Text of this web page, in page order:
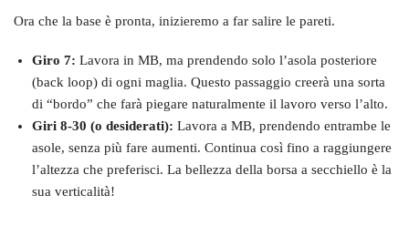
Ora che la base è pronta, inizieremo a far salire le pareti.
Giro 7: Lavora in MB, ma prendendo solo l’asola posteriore
(back loop) di ogni maglia. Questo passaggio creerà una sorta
di “bordo” che farà piegare naturalmente il lavoro verso l’alto.
Giri 8-30 (o desiderati): Lavora a MB, prendendo entrambe le
asole, senza più fare aumenti. Continua così fino a raggiungere
l’altezza che preferisci. La bellezza della borsa a secchiello è la
sua verticalità!